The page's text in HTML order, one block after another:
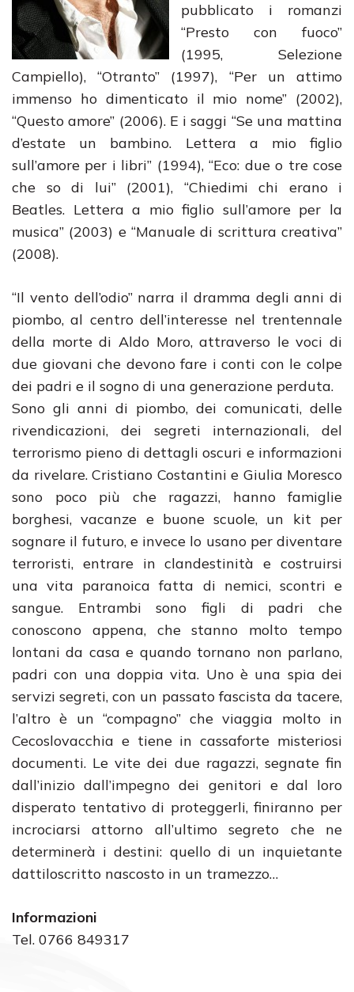
pubblicato i romanzi
“Presto con fuoco”
(1995, Selezione
Campiello), “Otranto” (1997), “Per un attimo
immenso ho dimenticato il mio nome” (2002),
“Questo amore” (2006). E i saggi “Se una mattina
d’estate un bambino. Lettera a mio figlio
sull’amore per i libri” (1994), “Eco: due o tre cose
che so di lui” (2001), “Chiedimi chi erano i
Beatles. Lettera a mio figlio sull’amore per la
musica” (2003) e “Manuale di scrittura creativa”
(2008).
“Il vento dell’odio” narra il dramma degli anni di
piombo, al centro dell’interesse nel trentennale
della morte di Aldo Moro, attraverso le voci di
due giovani che devono fare i conti con le colpe
dei padri e il sogno di una generazione perduta.
Sono gli anni di piombo, dei comunicati, delle
rivendicazioni, dei segreti internazionali, del
terrorismo pieno di dettagli oscuri e informazioni
da rivelare. Cristiano Costantini e Giulia Moresco
sono poco più che ragazzi, hanno famiglie
borghesi, vacanze e buone scuole, un kit per
sognare il futuro, e invece lo usano per diventare
terroristi, entrare in clandestinità e costruirsi
una vita paranoica fatta di nemici, scontri e
sangue. Entrambi sono figli di padri che
conoscono appena, che stanno molto tempo
lontani da casa e quando tornano non parlano,
padri con una doppia vita. Uno è una spia dei
servizi segreti, con un passato fascista da tacere,
l’altro è un “compagno” che viaggia molto in
Cecoslovacchia e tiene in cassaforte misteriosi
documenti. Le vite dei due ragazzi, segnate fin
dall’inizio dall’impegno dei genitori e dal loro
disperato tentativo di proteggerli, finiranno per
incrociarsi attorno all’ultimo segreto che ne
determinerà i destini: quello di un inquietante
dattiloscritto nascosto in un tramezzo…
Informazioni
Tel. 0766 849317